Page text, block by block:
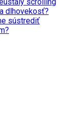
scrolling
dlhovekosť?
sústrediť